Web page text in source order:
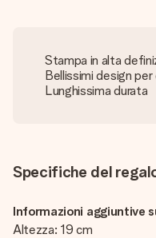
Stampa in alta
Bellissimi design
Lunghissima durata
Specifiche del
Informazioni aggiuntive
Altezza: 19 cm